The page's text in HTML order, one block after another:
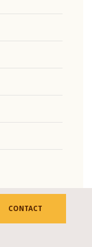
CONTACT